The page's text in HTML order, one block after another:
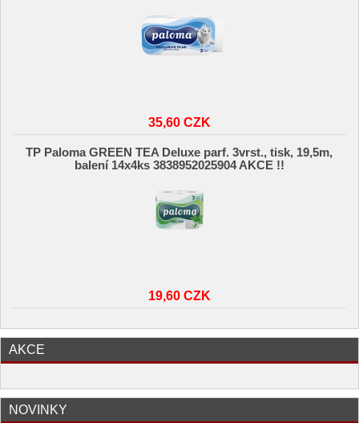
35,60 CZK
TP Paloma GREEN TEA Deluxe parf. 3vrst., tisk, 19,5m,
balení 14x4ks 3838952025904 AKCE !!
19,60 CZK
AKCE
NOVINKY